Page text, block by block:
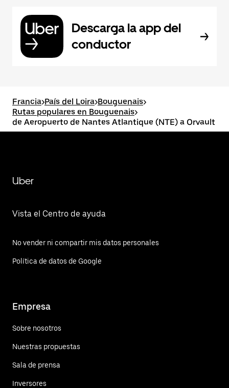
Descarga la app del
conductor
Francia>País del Loira>Bouguenais>
Rutas populares en Bouguenais>
de Aeropuerto de Nantes Atlantique (NTE) a Orvault
Uber
Vista el Centro de ayuda
No vender ni compartir mis datos personales
Política de datos de Google
Empresa
Sobre nosotros
Nuestras propuestas
Sala de prensa
Inversores